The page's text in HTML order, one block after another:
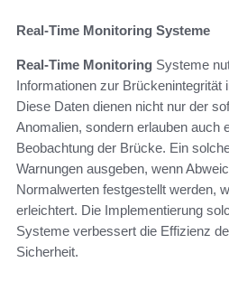
Real-Time Monitoring Systeme
Real-Time Monitoring Systeme
Informationen zur Brückenintegrität
Diese Daten dienen nicht nur der
Anomalien, sondern erlauben auch
Beobachtung der Brücke. Ein
Warnungen ausgeben, wenn
Normalwerten festgestellt werden,
erleichtert. Die Implementierung
Systeme verbessert die Effizienz
Sicherheit.